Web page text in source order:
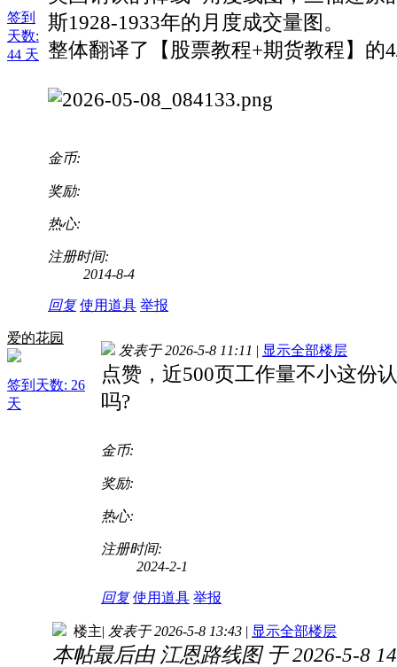
签到
天数:
44 天
斯1928-1933年的月度成交量图。
整体翻译了【股票教程+期货教程】的
金币:
奖励:
热心:
注册时间:
2014-8-4
回复 使用道具 举报
爱的花园
签到天数: 26
天
发表于 2026-5-8 11:11 | 显示全部楼层
点赞，近500页工作量不小这份
吗?
金币:
奖励:
热心:
注册时间:
2024-2-1
回复 使用道具 举报
楼主| 发表于 2026-5-8 13:43 | 显示全部楼层
本帖最后由 江恩路线图 于 2026-5-8